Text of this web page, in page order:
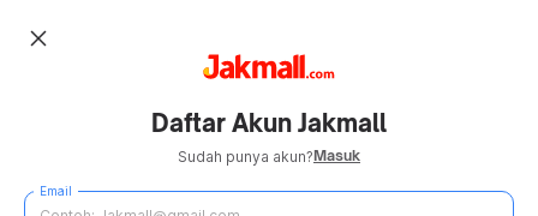
close
Daftar Akun Jakmall
Sudah punya akun?Masuk
Email